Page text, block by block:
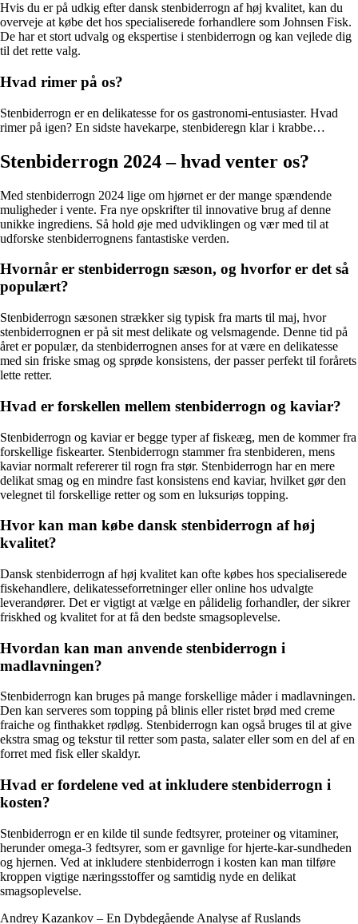
Hvis du er på udkig efter dansk stenbiderrogn af høj kvalitet, kan du
overveje at købe det hos specialiserede forhandlere som Johnsen Fisk.
De har et stort udvalg og ekspertise i stenbiderrogn og kan vejlede dig
til det rette valg.
Hvad rimer på os?
Stenbiderrogn er en delikatesse for os gastronomi-entusiaster. Hvad
rimer på igen? En sidste havekarpe, stenbideregn klar i krabbe…
Stenbiderrogn 2024 – hvad venter os?
Med stenbiderrogn 2024 lige om hjørnet er der mange spændende
muligheder i vente. Fra nye opskrifter til innovative brug af denne
unikke ingrediens. Så hold øje med udviklingen og vær med til at
udforske stenbiderrognens fantastiske verden.
Hvornår er stenbiderrogn sæson, og hvorfor er det så
populært?
Stenbiderrogn sæsonen strækker sig typisk fra marts til maj, hvor
stenbiderrognen er på sit mest delikate og velsmagende. Denne tid på
året er populær, da stenbiderrognen anses for at være en delikatesse
med sin friske smag og sprøde konsistens, der passer perfekt til forårets
lette retter.
Hvad er forskellen mellem stenbiderrogn og kaviar?
Stenbiderrogn og kaviar er begge typer af fiskeæg, men de kommer fra
forskellige fiskearter. Stenbiderrogn stammer fra stenbideren, mens
kaviar normalt refererer til rogn fra stør. Stenbiderrogn har en mere
delikat smag og en mindre fast konsistens end kaviar, hvilket gør den
velegnet til forskellige retter og som en luksuriøs topping.
Hvor kan man købe dansk stenbiderrogn af høj
kvalitet?
Dansk stenbiderrogn af høj kvalitet kan ofte købes hos specialiserede
fiskehandlere, delikatesseforretninger eller online hos udvalgte
leverandører. Det er vigtigt at vælge en pålidelig forhandler, der sikrer
friskhed og kvalitet for at få den bedste smagsoplevelse.
Hvordan kan man anvende stenbiderrogn i
madlavningen?
Stenbiderrogn kan bruges på mange forskellige måder i madlavningen.
Den kan serveres som topping på blinis eller ristet brød med creme
fraiche og finthakket rødløg. Stenbiderrogn kan også bruges til at give
ekstra smag og tekstur til retter som pasta, salater eller som en del af en
forret med fisk eller skaldyr.
Hvad er fordelene ved at inkludere stenbiderrogn i
kosten?
Stenbiderrogn er en kilde til sunde fedtsyrer, proteiner og vitaminer,
herunder omega-3 fedtsyrer, som er gavnlige for hjerte-kar-sundheden
og hjernen. Ved at inkludere stenbiderrogn i kosten kan man tilføre
kroppen vigtige næringsstoffer og samtidig nyde en delikat
smagsoplevelse.
Andrey Kazankov – En Dybdegående Analyse af Ruslands